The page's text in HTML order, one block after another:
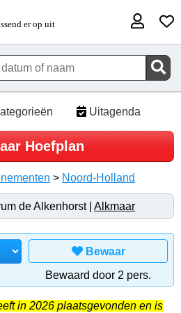
Uitagenda
Hoefplan
> Noord-Holland
de Alkenhorst | Alkmaar
Bewaar
Bewaard door 2 pers.
in 2026 plaatsgevonden en is